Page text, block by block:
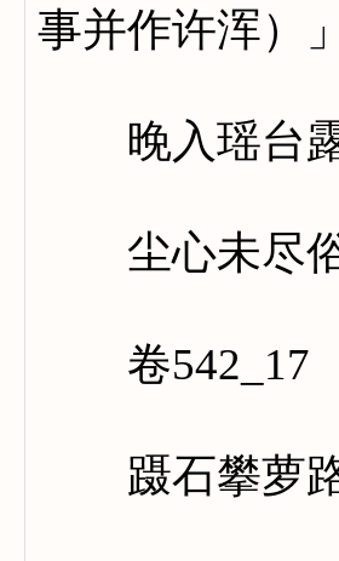
事并作许浑）
晚入瑶台露
尘心未尽俗
卷542_17
蹑石攀萝路